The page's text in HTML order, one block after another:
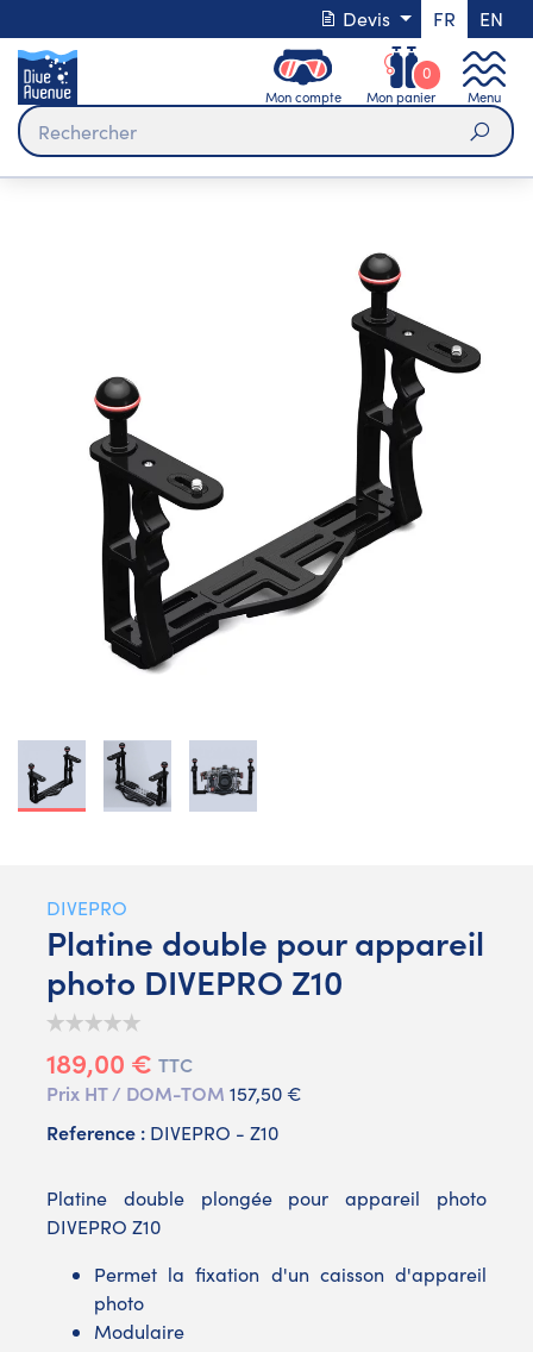
Devis FR EN
Mon compte Mon panier
0
Menu
DIVEPRO
Platine double pour appareil
photo DIVEPRO Z10
189,00 € TTC
Prix HT / DOM-TOM 157,50 €
Reference : DIVEPRO - Z10
Platine double plongée pour appareil photo
DIVEPRO Z10
Permet la fixation d'un caisson d'appareil
photo
Modulaire